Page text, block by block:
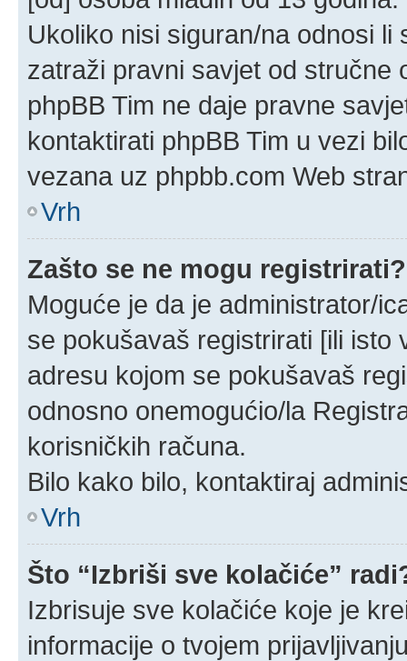
Ukoliko nisi siguran/na odnosi
zatraži pravni savjet od stručne
phpBB Tim ne daje pravne
kontaktirati phpBB Tim u vezi
vezana uz phpbb.com Web
Vrh
Zašto se ne mogu registrirati?
Moguće je da je administrator/
se pokušavaš registrirati [ili isto
adresu kojom se pokušavaš
odnosno onemogućio/la
korisničkih računa.
Bilo kako bilo, kontaktiraj
Vrh
Što “Izbriši sve kolačiće”
Izbrisuje sve kolačiće koje je
informacije o tvojem